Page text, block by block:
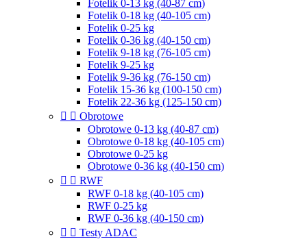
Fotelik 0-13 kg (40-87 cm)
Fotelik 0-18 kg (40-105 cm)
Fotelik 0-25 kg
Fotelik 0-36 kg (40-150 cm)
Fotelik 9-18 kg (76-105 cm)
Fotelik 9-25 kg
Fotelik 9-36 kg (76-150 cm)
Fotelik 15-36 kg (100-150 cm)
Fotelik 22-36 kg (125-150 cm)
  Obrotowe
Obrotowe 0-13 kg (40-87 cm)
Obrotowe 0-18 kg (40-105 cm)
Obrotowe 0-25 kg
Obrotowe 0-36 kg (40-150 cm)
  RWF
RWF 0-18 kg (40-105 cm)
RWF 0-25 kg
RWF 0-36 kg (40-150 cm)
  Testy ADAC